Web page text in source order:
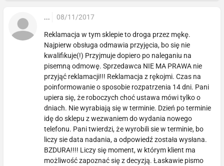
... 08/11/2017
Reklamacja w tym sklepie to droga przez mękę.
Najpierw obsługa odmawia przyjęcia, bo się nie
kwalifikuje(!) Przyjmuje dopiero po naleganiu na
pisemną odmowę. Sprzedawca NIE MA PRAWA nie
przyjąć reklamacji!!! Reklamacja z rękojmi. Czas na
poinformowanie o sposobie rozpatrzenia 14 dni. Pani
upiera się, że roboczych choć ustawa mówi tylko o
dniach. Nie wyrabiają się w terminie. Dzień po terminie
idę do sklepu z wezwaniem do wydania nowego
telefonu. Pani twierdzi, że wyrobili sie w terminie, bo
liczy sie data nadania, a odpowiedź została wysłana.
BZDURA!!!! Liczy się moment, w którym klient ma
możliwość zapoznać się z decyzją. Łaskawie pismo